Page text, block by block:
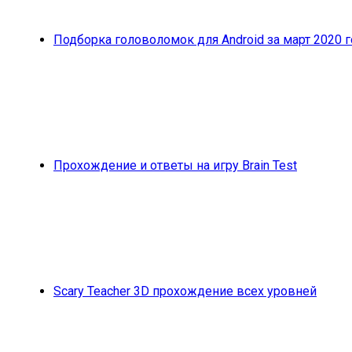
Подборка головоломок для Android за март 2020
Прохождение и ответы на игру Brain Test
Scary Teacher 3D прохождение всех уровней